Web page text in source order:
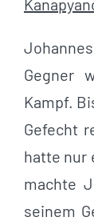
Gegner
Kampf.
Gefecht
hatte nur
machte
seinem